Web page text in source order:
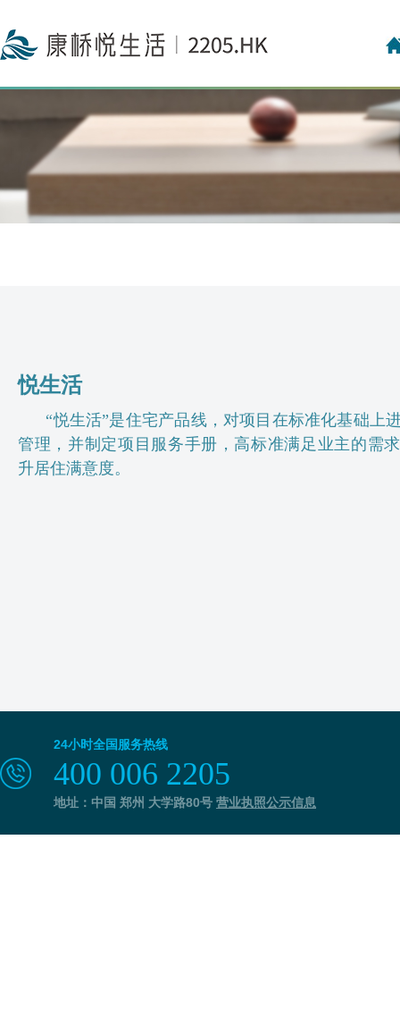
悦生活
“悦生活”是住宅产品线，对项目在标准化基础上
管理，并制定项目服务手册，高标准满足业主的需
升居住满意度。
24小时全国服务热线
400 006 2205
地址：中国 郑州 大学路80号 营业执照公示信息